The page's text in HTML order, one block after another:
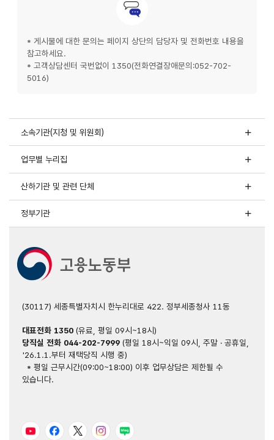
* 게시물에 대한 문의는 페이지 상단의 담당자 및 전화번호 내용을
참고하세요.
* 고객상담센터 국번없이 1350(전화연결장애문의:052-702-
5016)
소속기관(지청 및 위원회)
업무별 누리집
산하기관 및 관련 단체
정부기관
(30117) 세종특별자치시 한누리대로 422. 정부세종청사 11동
대표전화 1350(유료, 평일 09시~18시)
당직실 전화 044-202-7999(평일 18시~익일 09시, 주말 · 공휴일,
'26.1.1.부터 재택당직 시행 중)
* 평일 근무시간(09:00~18:00) 이후 업무상담은 제한될 수
있습니다.
유튜브 페이스북트위터 인스타그램
블로그